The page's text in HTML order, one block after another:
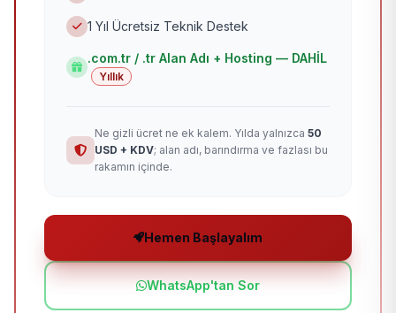
1 Yıl Ücretsiz Teknik Destek
.com.tr / .tr Alan Adı + Hosting — DAHİL
Yıllık
Ne gizli ücret ne ek kalem. Yılda yalnızca 50
USD + KDV; alan adı, barındırma ve fazlası bu
rakamın içinde.
Hemen Başlayalım
WhatsApp'tan Sor